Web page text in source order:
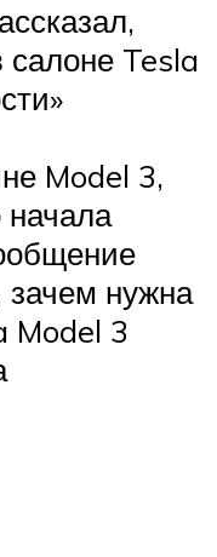
Tesla
Model 3,
начала
зачем нужна
Model 3